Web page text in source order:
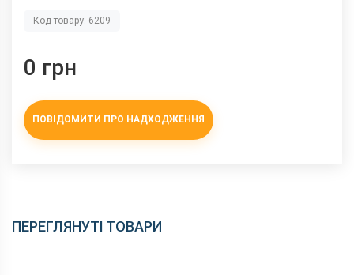
Код товару: 6209
0 грн
ПОВІДОМИТИ ПРО НАДХОДЖЕННЯ
ПЕРЕГЛЯНУТІ ТОВАРИ